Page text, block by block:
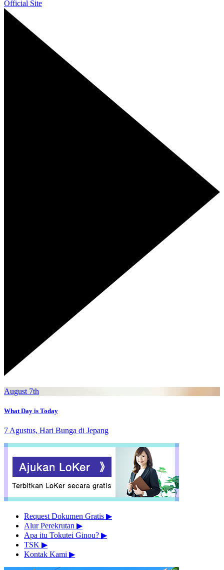
Official Site
August 7th
What Day is Today
7 Agustus, Hari Bunga di Jepang
Request Dokumen Gratis ▶︎
Alur Perekrutan ▶︎
Apa itu Tokutei Ginou? ▶︎
TSK ▶︎
Kontak Kami ▶︎